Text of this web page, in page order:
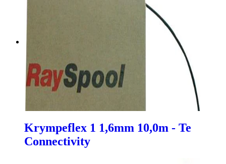
Krympeflex 1 1,6mm 10,0m - Te
Connectivity